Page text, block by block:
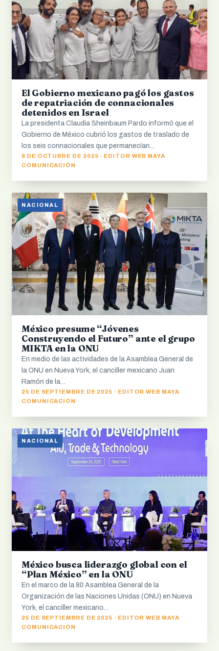
El Gobierno mexicano pagó los gastos
de repatriación de connacionales
detenidos en Israel
La presidenta Claudia Sheinbaum Pardo informó que el
Gobierno de México cubrió los gastos de traslado de
los seis connacionales que permanecían…
8 DE OCTUBRE DE 2025 · EDITOR WEB MAYA
COMUNICACIÓN
NACIONAL
México presume “Jóvenes
Construyendo el Futuro” ante el grupo
MIKTA en la ONU
En medio de las actividades de la Asamblea General de
la ONU en Nueva York, el canciller mexicano Juan
Ramón de la…
25 DE SEPTIEMBRE DE 2025 · EDITOR WEB MAYA
COMUNICACIÓN
NACIONAL
México busca liderazgo global con el
“Plan México” en la ONU
En el marco de la 80 Asamblea General de la
Organización de las Naciones Unidas (ONU) en Nueva
York, el canciller mexicano…
25 DE SEPTIEMBRE DE 2025 · EDITOR WEB MAYA
COMUNICACIÓN